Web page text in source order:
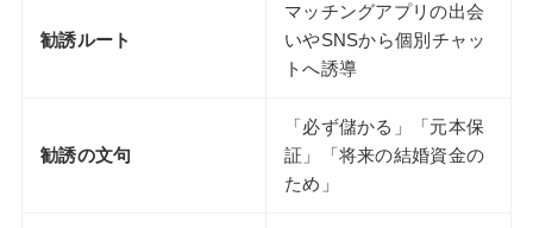
勧誘ルート
マッチングアプリの出会
いやSNSから個別チャッ
トへ誘導
勧誘の文句
「必ず儲かる」「元本保
証」「将来の結婚資金の
ため」